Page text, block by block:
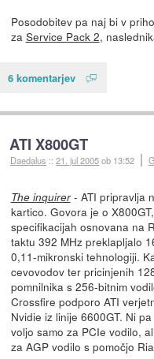
Posodobitev pa naj bi v
za Service Pack 2,
6 komentarjev
ATI X800GT
Daedalus ::21. jul 2005ob 13:52
The inquirer- ATI pripravlja
kartico. Govora je o
specifikacijah osnovana na
taktu 392 MHz preklapljalo
0,11-mikronski tehnologiji.
cevovodov ter pricinjenih
pomnilnika s 256-bitnim
Crossfire podporo ATI
Nvidie iz linije 6600GT. Ni
voljo samo za PCIe vodilo,
za AGP vodilo s pomočjo